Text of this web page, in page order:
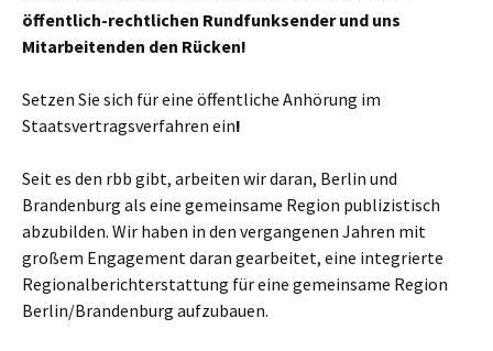
öffentlich-rechtlichen Rundfunksender und uns
Mitarbeitenden den Rücken!
Setzen Sie sich für eine öffentliche Anhörung im
Staatsvertragsverfahren ein!
Seit es den rbb gibt, arbeiten wir daran, Berlin und
Brandenburg als eine gemeinsame Region publizistisch
abzubilden. Wir haben in den vergangenen Jahren mit
großem Engagement daran gearbeitet, eine integrierte
Regionalberichterstattung für eine gemeinsame Region
Berlin/Brandenburg aufzubauen.